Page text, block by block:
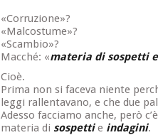
«Corruzione»?
«Malcostume»?
«Scambio»?
Macché: «materia di sospetti e
Cioè.
Prima non si faceva niente
leggi rallentavano, e che due
Adesso facciamo anche, però
materia di sospettie indagini.